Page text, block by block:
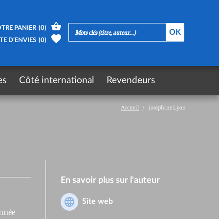
Accueil Joséphine Lyon
En savoir plus sur l'auteur
Site web
PANIER (0)
D’ENVIES (0)
Côté international Revendeurs